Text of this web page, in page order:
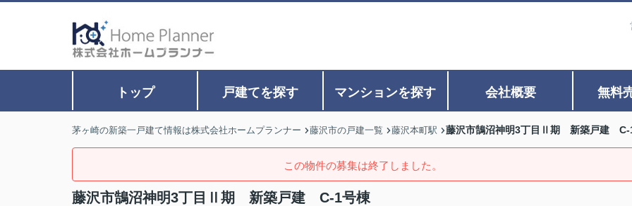
トップ 戸建てを探す マンションを探す 会社概要 無料
茅ヶ崎の新築一戸建て情報は株式会社ホームプランナー 藤沢市の戸建一覧 藤沢本町駅 藤沢市鵠沼神明3丁目Ⅱ期 新築戸建 C-
この物件の募集は終了しました。
藤沢市鵠沼神明3丁目Ⅱ期 新築戸建 C-1号棟